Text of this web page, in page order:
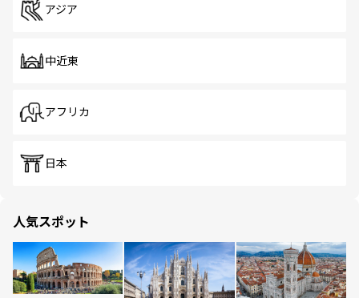
アジア
中近東
アフリカ
日本
人気スポット